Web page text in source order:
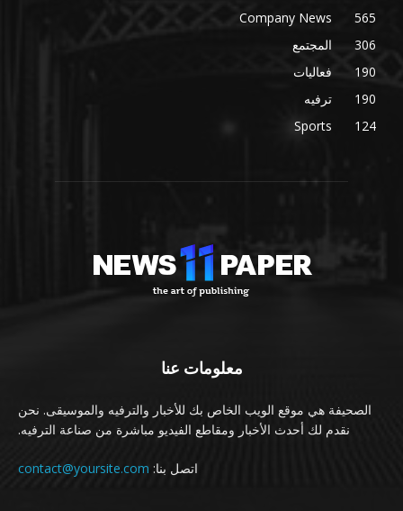
Company News
565
المجتمع
306
فعاليات
190
ترفيه
190
Sports
124
معلومات عنا
الصحيفة هي موقع الويب الخاص بك للأخبار والترفيه والموسيقى. نحن
نقدم لك أحدث الأخبار ومقاطع الفيديو مباشرة من صناعة الترفيه.
اتصل بنا: contact@yoursite.com